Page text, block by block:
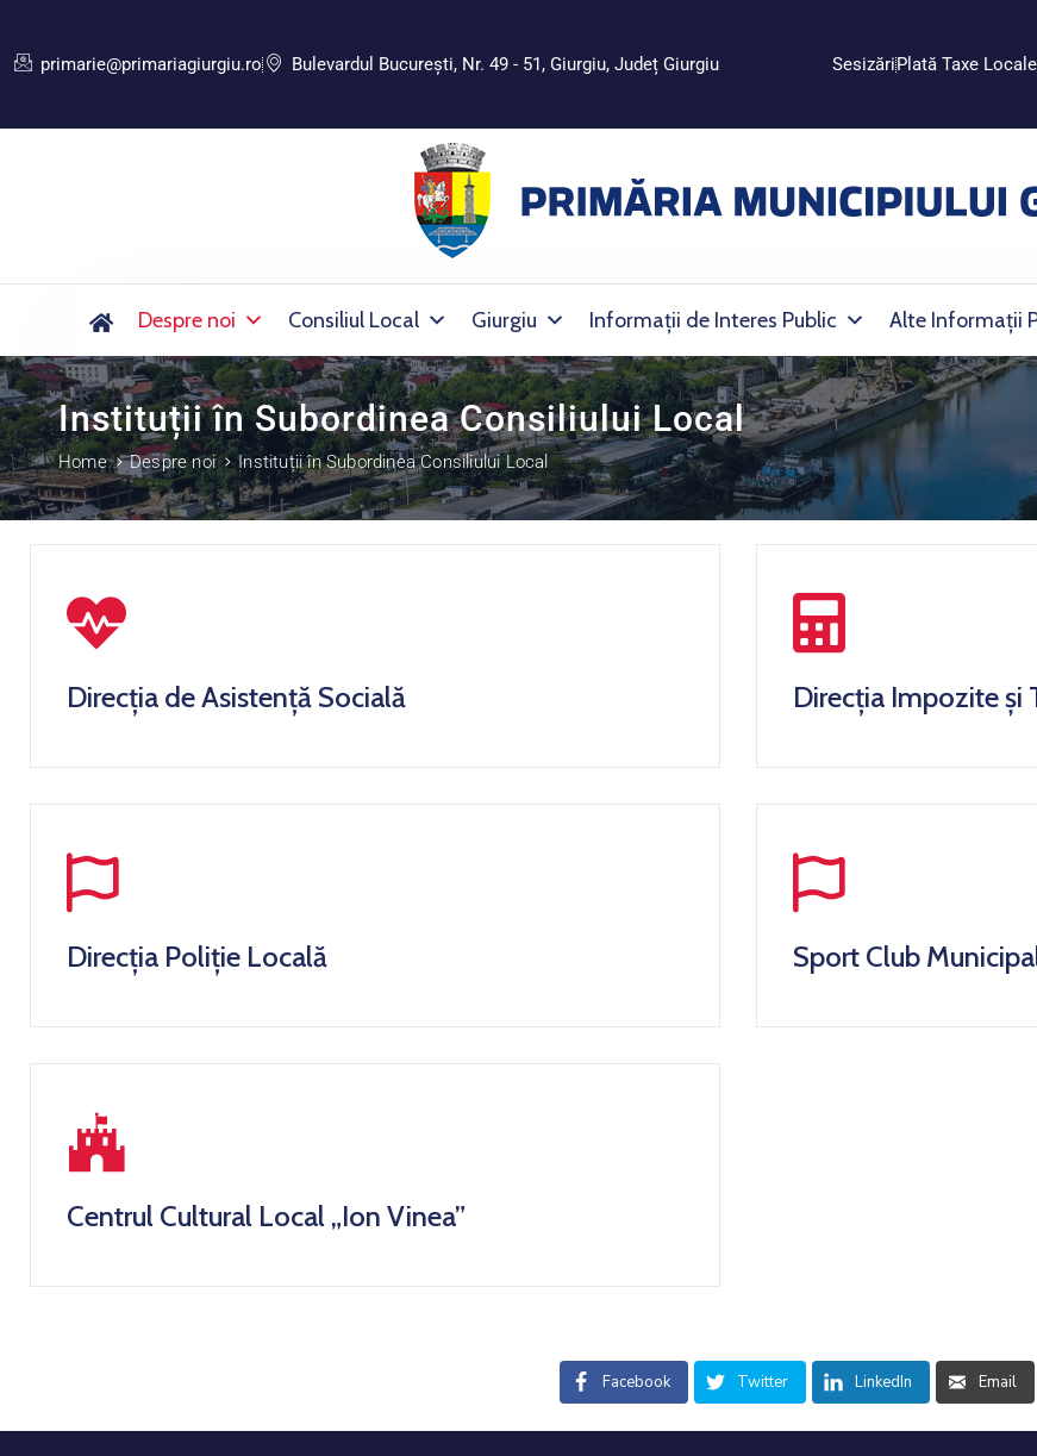
primarie@primariagiurgiu.ro Bulevardul Bucureşti, Nr. 49 - 51, Giurgiu, Județ Giurgiu SesizăriPlată Taxe Locale
Despre noi Consiliul Local Giurgiu Informații de Interes Public Alte Informații
Instituții în Subordinea Consiliului Local
Home Despre noi Instituții în Subordinea Consiliului Local
Direcția de Asistență Socială Direcția Impozite și
Direcția Poliție Locală Sport Club
Centrul Cultural Local „Ion Vinea”
Facebook Twitter LinkedIn Email